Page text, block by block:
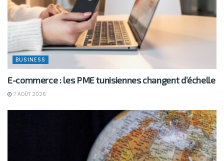
BUSINESS
E-commerce : les PME tunisiennes changent d’échelle
7 AOÛT 2026